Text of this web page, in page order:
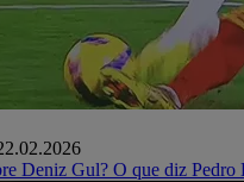
Deniz Gul? O que diz Pedro